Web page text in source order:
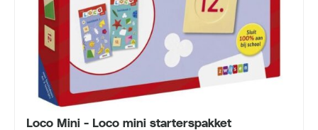
Loco Mini - Loco mini starterspakket